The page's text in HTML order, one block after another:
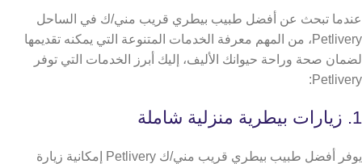
عندما تبحث عن أفضل طبيب بيطري قريب مني/ك في الساحل
Petlivery، من المهم معرفة الخدمات المتنوعة التي يمكنه تقديمها
لضمان صحة وراحة حيوانك الأليف، إليك أبرز الخدمات التي توفر
Petlivery:
​​1. زيارات بيطرية منزلية شاملة
يوفر أفضل طبيب بيطري قريب مني/ك Petlivery إمكانية زيارة